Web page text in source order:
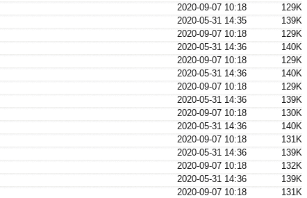
2020-09-07 10:18
129K
2020-05-31 14:35
139K
2020-09-07 10:18
129K
2020-05-31 14:36
140K
2020-09-07 10:18
129K
2020-05-31 14:36
140K
2020-09-07 10:18
129K
2020-05-31 14:36
139K
2020-09-07 10:18
130K
2020-05-31 14:36
140K
2020-09-07 10:18
131K
2020-05-31 14:36
139K
2020-09-07 10:18
132K
2020-05-31 14:36
139K
2020-09-07 10:18
131K